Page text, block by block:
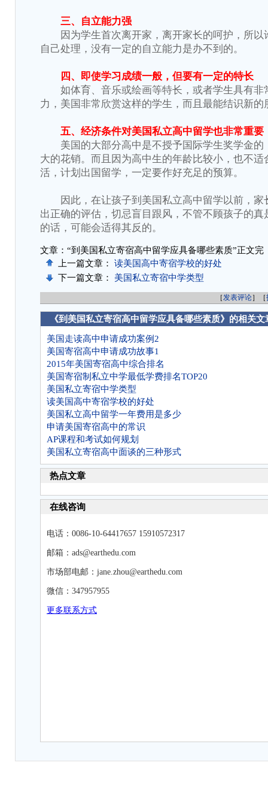
三、自立能力强
因为学生首次离开家，离开家长的呵护，所以
自己处理，没有一定的自立能力是办不到的。
四、即使学习成绩一般，但要有一定的特长
如体育、音乐或绘画等特长，或者学生具有非
力，美国非常欣赏这样的学生，而且最能结识新的
五、经济条件对美国私立高中留学也非常重要
美国的大部分高中是不授予国际学生奖学金的
大的花销。而且因为高中生的年龄比较小，也不适
活，计划出国留学，一定要作好充足的预算。
因此，在让孩子到美国私立高中留学以前，家
出正确的评估，切忌盲目跟风，不管不顾孩子的真
的话，可能会适得其反的。
文章：“到美国私立寄宿高中留学应具备哪些素质”正文完
上一篇文章： 读美国高中寄宿学校的好处
下一篇文章： 美国私立寄宿中学类型
［发表评论］［
《到美国私立寄宿高中留学应具备哪些素质》的相关文
美国走读高中申请成功案例2
美国寄宿高中申请成功故事1
2015年美国寄宿高中综合排名
美国寄宿制私立中学最低学费排名TOP20
美国私立寄宿中学类型
读美国高中寄宿学校的好处
美国私立高中留学一年费用是多少
申请美国寄宿高中的常识
AP课程和考试如何规划
美国私立寄宿高中面谈的三种形式
热点文章
在线咨询